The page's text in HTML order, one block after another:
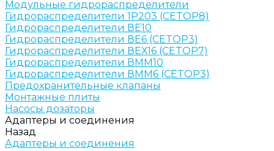
Модульные гидрораспределители
Гидрораспределители 1Р203 (CETOP8)
Гидрораспределители ВЕ10
Гидрораспределители ВЕ6 (CETOP3)
Гидрораспределители ВЕХ16 (CETOP7)
Гидрораспределители ВММ10
Гидрораспределители ВММ6 (CETOP3)
Предохранительные клапаны
Монтажные плиты
Насосы дозаторы
Адаптеры и соединения
Назад
Адаптеры и соединения